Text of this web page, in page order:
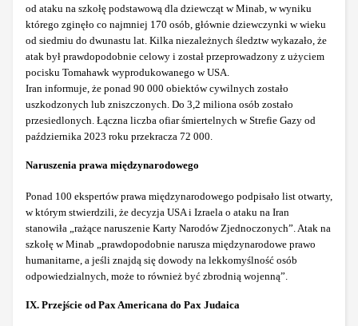
od ataku na szkołę podstawową dla dziewcząt w Minab, w wyniku
którego zginęło co najmniej 170 osób, głównie dziewczynki w wieku
od siedmiu do dwunastu lat. Kilka niezależnych śledztw wykazało, że
atak był prawdopodobnie celowy i został przeprowadzony z użyciem
pocisku Tomahawk wyprodukowanego w USA.
Iran informuje, że ponad 90 000 obiektów cywilnych zostało
uszkodzonych lub zniszczonych. Do 3,2 miliona osób zostało
przesiedlonych. Łączna liczba ofiar śmiertelnych w Strefie Gazy od
października 2023 roku przekracza 72 000.
Naruszenia prawa międzynarodowego
Ponad 100 ekspertów prawa międzynarodowego podpisało list otwarty,
w którym stwierdzili, że decyzja USA i Izraela o ataku na Iran
stanowiła „rażące naruszenie Karty Narodów Zjednoczonych”. Atak na
szkołę w Minab „prawdopodobnie narusza międzynarodowe prawo
humanitarne, a jeśli znajdą się dowody na lekkomyślność osób
odpowiedzialnych, może to również być zbrodnią wojenną”.
IX. Przejście od Pax Americana do Pax Judaica